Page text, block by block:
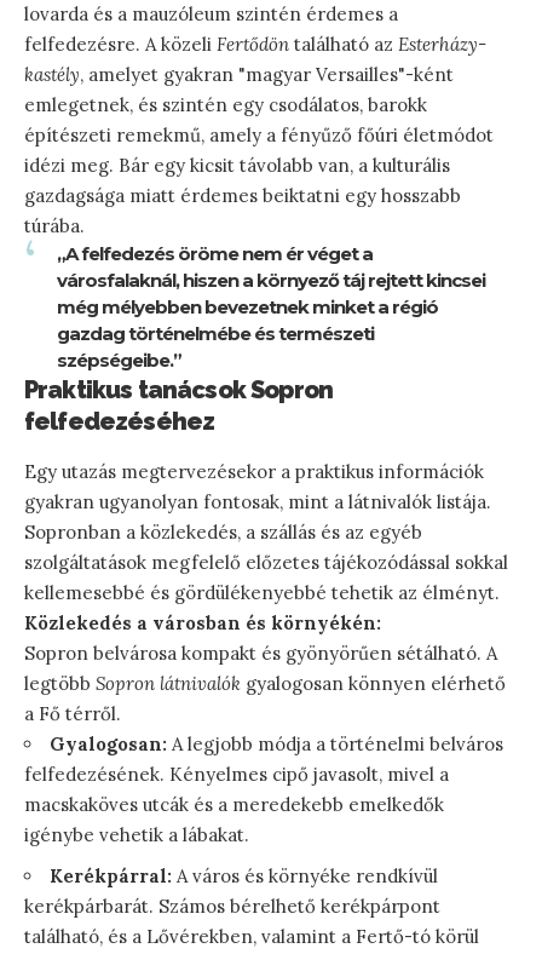
lovarda és a mauzóleum szintén érdemes a
felfedezésre. A közeli Fertődön található az Esterházy-
kastély, amelyet gyakran "magyar Versailles"-ként
emlegetnek, és szintén egy csodálatos, barokk
építészeti remekmű, amely a fényűző főúri életmódot
idézi meg. Bár egy kicsit távolabb van, a kulturális
gazdagsága miatt érdemes beiktatni egy hosszabb
túrába.
„A felfedezés öröme nem ér véget a
városfalaknál, hiszen a környező táj rejtett kincsei
még mélyebben bevezetnek minket a régió
gazdag történelmébe és természeti
szépségeibe.”
Praktikus tanácsok Sopron
felfedezéséhez
Egy utazás megtervezésekor a praktikus információk
gyakran ugyanolyan fontosak, mint a látnivalók listája.
Sopronban a közlekedés, a szállás és az egyéb
szolgáltatások megfelelő előzetes tájékozódással sokkal
kellemesebbé és gördülékenyebbé tehetik az élményt.
Közlekedés a városban és környékén:
Sopron belvárosa kompakt és gyönyörűen sétálható. A
legtöbb Sopron látnivalók gyalogosan könnyen elérhető
a Fő térről.
Gyalogosan: A legjobb módja a történelmi belváros
felfedezésének. Kényelmes cipő javasolt, mivel a
macskaköves utcák és a meredekebb emelkedők
igénybe vehetik a lábakat.
Kerékpárral: A város és környéke rendkívül
kerékpárbarát. Számos bérelhető kerékpárpont
található, és a Lővérekben, valamint a Fertő-tó körül